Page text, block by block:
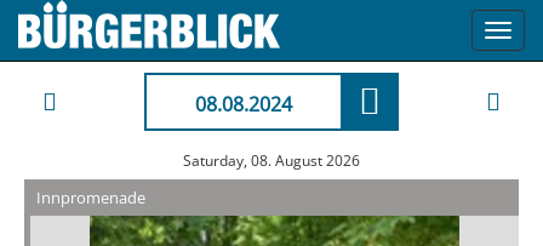
08.08.2024
Saturday, 08. August 2026
Innpromenade